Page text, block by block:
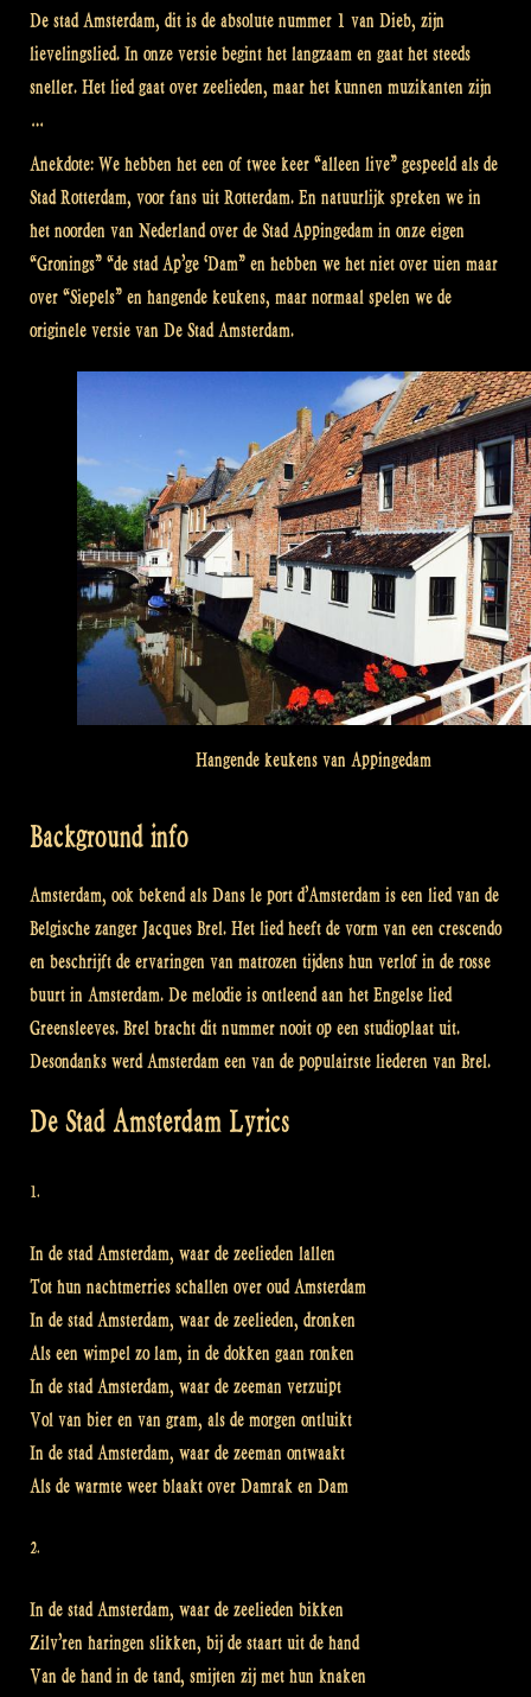
De stad Amsterdam, dit is de absolute nummer 1 van Dieb, zijn
lievelingslied. In onze versie begint het langzaam en gaat het steeds
sneller. Het lied gaat over zeelieden, maar het kunnen muzikanten zijn
…
Anekdote: We hebben het een of twee keer “alleen live” gespeeld als de
Stad Rotterdam, voor fans uit Rotterdam. En natuurlijk spreken we in
het noorden van Nederland over de Stad Appingedam in onze eigen
“Gronings” “de stad Ap’ge ‘Dam” en hebben we het niet over uien maar
over “Siepels” en hangende keukens, maar normaal spelen we de
originele versie van De Stad Amsterdam.
Hangende keukens van Appingedam
Background info
Amsterdam, ook bekend als Dans le port d’Amsterdam is een lied van de
Belgische zanger Jacques Brel. Het lied heeft de vorm van een crescendo
en beschrijft de ervaringen van matrozen tijdens hun verlof in de rosse
buurt in Amsterdam. De melodie is ontleend aan het Engelse lied
Greensleeves. Brel bracht dit nummer nooit op een studioplaat uit.
Desondanks werd Amsterdam een van de populairste liederen van Brel.
De Stad Amsterdam Lyrics
1.
In de stad Amsterdam, waar de zeelieden lallen
Tot hun nachtmerries schallen over oud Amsterdam
In de stad Amsterdam, waar de zeelieden, dronken
Als een wimpel zo lam, in de dokken gaan ronken
In de stad Amsterdam, waar de zeeman verzuipt
Vol van bier en van gram, als de morgen ontluikt
In de stad Amsterdam, waar de zeeman ontwaakt
Als de warmte weer blaakt over Damrak en Dam
2.
In de stad Amsterdam, waar de zeelieden bikken
Zilv’ren haringen slikken, bij de staart uit de hand
Van de hand in de tand, smijten zij met hun knaken